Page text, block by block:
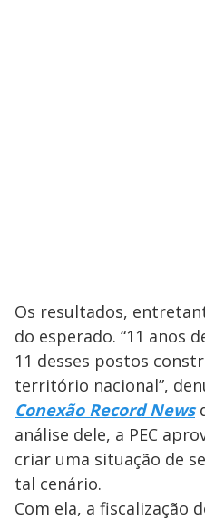
Os resultados,
do esperado. “11 anos
11 desses postos
território nacional”,
Conexão Record News
análise dele, a PEC
criar uma situação de
tal cenário.
Com ela, a fiscalização